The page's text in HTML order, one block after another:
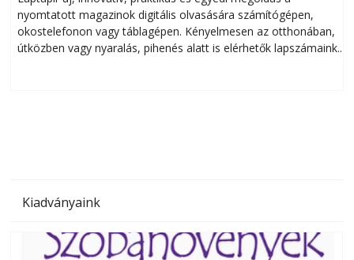
nyomtatott magazinok digitális olvasására számítógépen,
okostelefonon vagy táblagépen. Kényelmesen az otthonában,
útközben vagy nyaralás, pihenés alatt is elérhetők lapszámaink.
Kiadványaink